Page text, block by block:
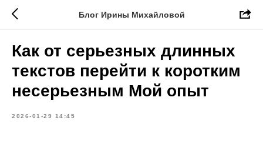
Блог Ирины Михайловой
Как от серьезных длинных
текстов перейти к коротким
несерьезным Мой опыт
2026-01-29 14:45